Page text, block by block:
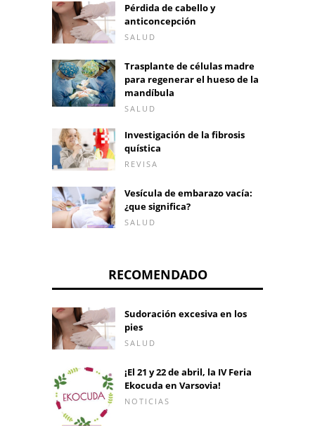
Pérdida de cabello y
anticoncepción
SALUD
Trasplante de células madre
para regenerar el hueso de la
mandíbula
SALUD
Investigación de la fibrosis
quística
REVISA
Vesícula de embarazo vacía:
¿que significa?
SALUD
RECOMENDADO
Sudoración excesiva en los
pies
SALUD
¡El 21 y 22 de abril, la IV Feria
Ekocuda en Varsovia!
NOTICIAS